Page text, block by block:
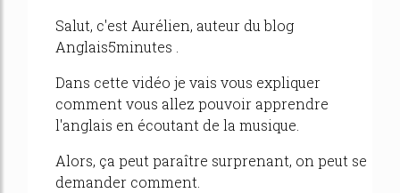
Salut, c'est Aurélien, auteur du blog
Anglais5minutes .
Dans cette vidéo je vais vous expliquer
comment vous allez pouvoir apprendre
l'anglais en écoutant de la musique.
Alors, ça peut paraître surprenant, on peut se
demander comment.